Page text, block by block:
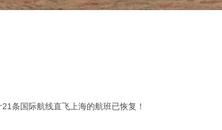
条国际航线直飞上海的航班已恢复！